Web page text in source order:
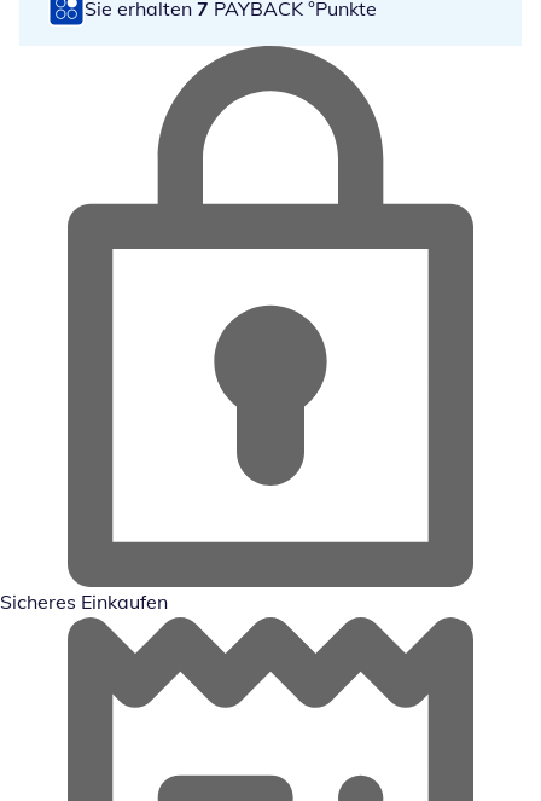
Sie erhalten 7 PAYBACK °Punkte
Sicheres Einkaufen